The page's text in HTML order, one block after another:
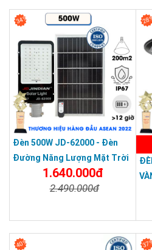
34%
Đèn 500W JD-62000 - Đèn
Đường Năng Lượng Mặt Trời
Jindian 500W JD-62000
1.640.000đ
2.490.000đ
40%